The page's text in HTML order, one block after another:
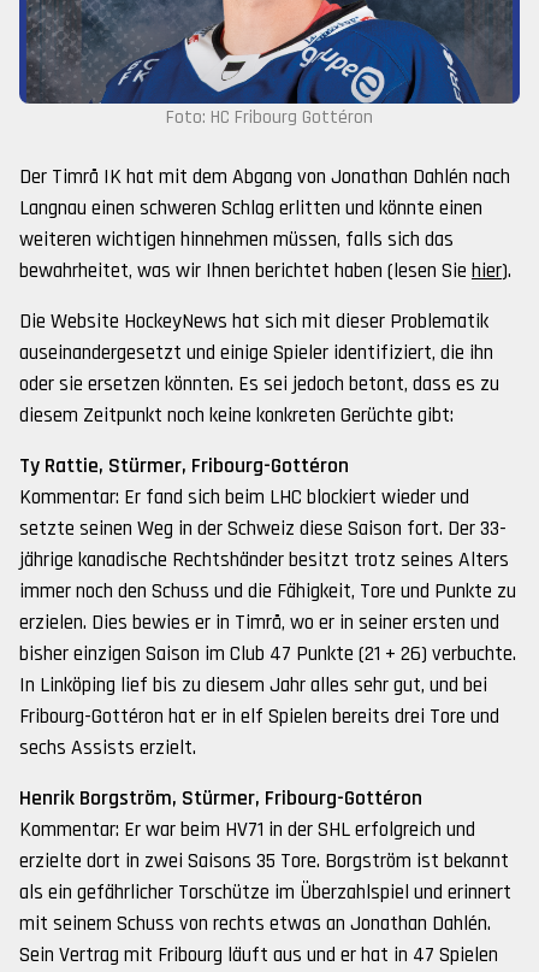
Foto: HC Fribourg Gottéron
Der Timrå IK hat mit dem Abgang von Jonathan Dahlén nach
Langnau einen schweren Schlag erlitten und könnte einen
weiteren wichtigen hinnehmen müssen, falls sich das
bewahrheitet, was wir Ihnen berichtet haben (lesen Sie hier).
Die Website HockeyNews hat sich mit dieser Problematik
auseinandergesetzt und einige Spieler identifiziert, die ihn
oder sie ersetzen könnten. Es sei jedoch betont, dass es zu
diesem Zeitpunkt noch keine konkreten Gerüchte gibt:
Ty Rattie, Stürmer, Fribourg-Gottéron
Kommentar: Er fand sich beim LHC blockiert wieder und
setzte seinen Weg in der Schweiz diese Saison fort. Der 33-
jährige kanadische Rechtshänder besitzt trotz seines Alters
immer noch den Schuss und die Fähigkeit, Tore und Punkte zu
erzielen. Dies bewies er in Timrå, wo er in seiner ersten und
bisher einzigen Saison im Club 47 Punkte (21 + 26) verbuchte.
In Linköping lief bis zu diesem Jahr alles sehr gut, und bei
Fribourg-Gottéron hat er in elf Spielen bereits drei Tore und
sechs Assists erzielt.
Henrik Borgström, Stürmer, Fribourg-Gottéron
Kommentar: Er war beim HV71 in der SHL erfolgreich und
erzielte dort in zwei Saisons 35 Tore. Borgström ist bekannt
als ein gefährlicher Torschütze im Überzahlspiel und erinnert
mit seinem Schuss von rechts etwas an Jonathan Dahlén.
Sein Vertrag mit Fribourg läuft aus und er hat in 47 Spielen